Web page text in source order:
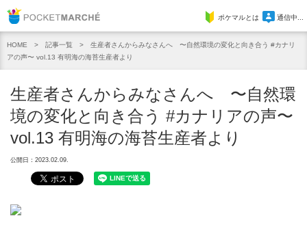
Pocket Marcheポケマルとは 通信中...
HOME 記事一覧
生産者さんからみなさんへ 〜自然環境の変化と向き合う #カナリ
アの声〜 vol.13 有明海の海苔生産者より
生産者さんからみなさんへ 〜自然環
境の変化と向き合う #カナリアの声〜
vol.13 有明海の海苔生産者より
公開日：2023.02.09.